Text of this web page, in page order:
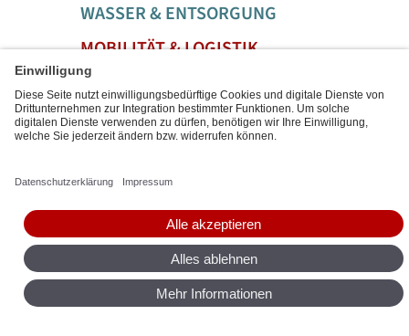
WASSER & ENTSORGUNG
MOBILITÄT & LOGISTIK
SERVICE & FREIZEIT
Service Links
BARRIEREFREIHEIT DATENSCHUTZ
IMPRESSUM SITEMAP
DIGITALE DIENSTE